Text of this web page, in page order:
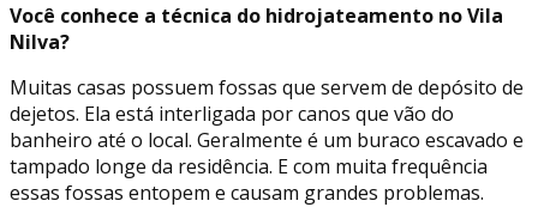
Você conhece a técnica do hidrojateamento no Vila
Nilva?
Muitas casas possuem fossas que servem de depósito de
dejetos. Ela está interligada por canos que vão do
banheiro até o local. Geralmente é um buraco escavado e
tampado longe da residência. E com muita frequência
essas fossas entopem e causam grandes problemas.